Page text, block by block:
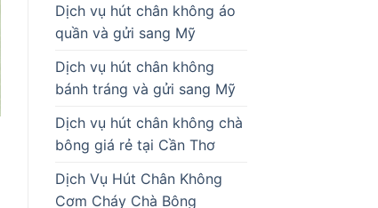
Dịch vụ hút chân không áo
quần và gửi sang Mỹ
Dịch vụ hút chân không
bánh tráng và gửi sang Mỹ
Dịch vụ hút chân không chà
bông giá rẻ tại Cần Thơ
Dịch Vụ Hút Chân Không
Cơm Cháy Chà Bông